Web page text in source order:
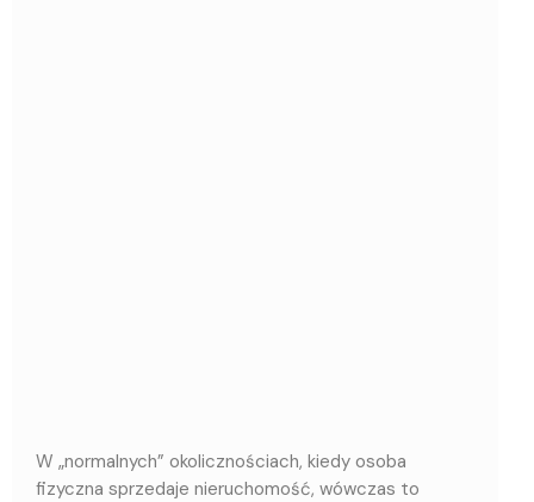
W „normalnych” okolicznościach, kiedy osoba
fizyczna sprzedaje nieruchomość, wówczas to